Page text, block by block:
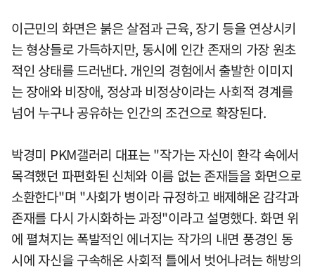
이근민의 화면은 붉은 살점과 근육, 장기 등을 연상시키
는 형상들로 가득하지만, 동시에 인간 존재의 가장 원초
적인 상태를 드러낸다. 개인의 경험에서 출발한 이미지
는 장애와 비장애, 정상과 비정상이라는 사회적 경계를
넘어 누구나 공유하는 인간의 조건으로 확장된다.
박경미 PKM갤러리 대표는 "작가는 자신이 환각 속에서
목격했던 파편화된 신체와 이름 없는 존재들을 화면으로
소환한다"며 "사회가 병이라 규정하고 배제해온 감각과
존재를 다시 가시화하는 과정"이라고 설명했다. 화면 위
에 펼쳐지는 폭발적인 에너지는 작가의 내면 풍경인 동
시에 자신을 구속해온 사회적 틀에서 벗어나려는 해방의